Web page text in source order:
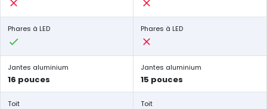
Phares à LED Phares à LED
Jantes aluminium
16 pouces
Jantes aluminium
15 pouces
Toit Toit